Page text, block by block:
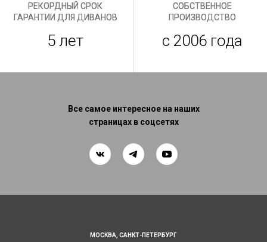
РЕКОРДНЫЙ СРОК
ГАРАНТИИ ДЛЯ ДИВАНОВ
5 лет
СОБСТВЕННОЕ
ПРОИЗВОДСТВО
с 2006 года
Все самое интересное на наших
страницах в соцсетях
МОСКВА, САНКТ-ПЕТЕРБУРГ